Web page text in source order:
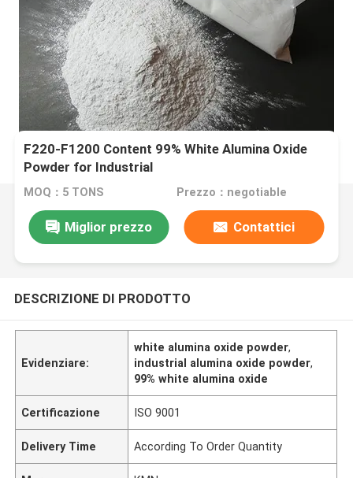
F220-F1200 Content 99% White Alumina Oxide
Powder for Industrial
MOQ：5 TONS Prezzo：negotiable
Miglior prezzo Contattici
DESCRIZIONE DI PRODOTTO
Evidenziare:
white alumina oxide powder,
industrial alumina oxide powder,
99% white alumina oxide
Certificazione ISO 9001
Delivery Time According To Order Quantity